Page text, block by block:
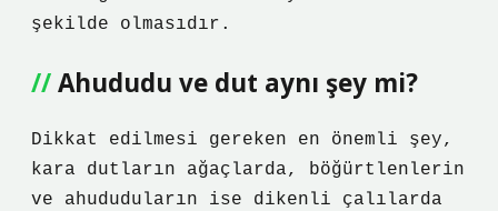
şekilde olmasıdır.
Ahududu ve dut aynı şey mi?
Dikkat edilmesi gereken en önemli şey,
kara dutların ağaçlarda, böğürtlenlerin
ve ahududuların ise dikenli çalılarda